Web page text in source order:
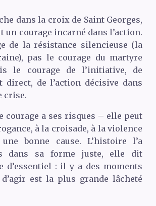
dans la croix de Saint Georges,
un courage incarné dans l’action.
de la résistance silencieuse (la
pas le courage du martyre
le courage de l’initiative, de
direct, de l’action décisive dans
crise.
courage a ses risques – elle peut
à la croisade, à la violence
bonne cause. L’histoire l’a
dans sa forme juste, elle dit
d’essentiel : il y a des moments
d’agir est la plus grande lâcheté